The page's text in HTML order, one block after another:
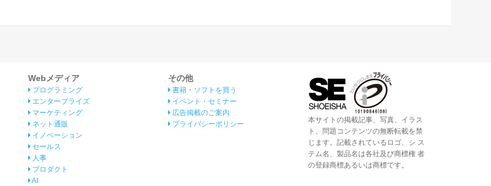
Webメディア
プログラミング
エンタープライズ
マーケティング
ネット通販
イノベーション
セールス
人事
プロダクト
AI
その他
書籍・ソフトを買う
イベント・セミナー
広告掲載のご案内
プライバシーポリシー
本サイトの掲載記事、写真、イラス
ト、問題コンテンツの無断転載を禁
じます。記載されているロゴ、シ ス
テム名、製品名は各社及び商標権 者
の登録商標あるいは商標です。